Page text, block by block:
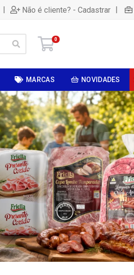
| Não é cliente? - Cadastrar |
0
MARCAS NOVIDADES